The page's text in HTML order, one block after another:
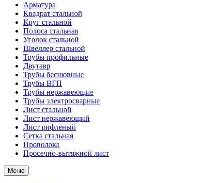
Арматура
Квадрат стальной
Круг стальной
Полоса стальная
Уголок стальной
Швеллер стальной
Трубы профильные
Двутавр
Трубы бесшовные
Трубы ВГП
Трубы нержавеющие
Трубы электросварные
Лист стальной
Лист нержавеющий
Лист рифленый
Сетка стальная
Проволока
Просечно-вытяжной лист
Меню